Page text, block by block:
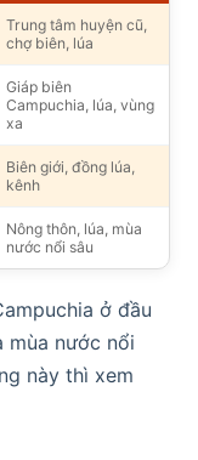
Trung tâm huyện cũ,
chợ biên, lúa
Giáp biên
Campuchia, lúa, vùng
xa
Biên giới, đồng lúa,
kênh
Nông thôn, lúa, mùa
nước nổi sâu
ở đầu
mùa nước nổi
này thì xem